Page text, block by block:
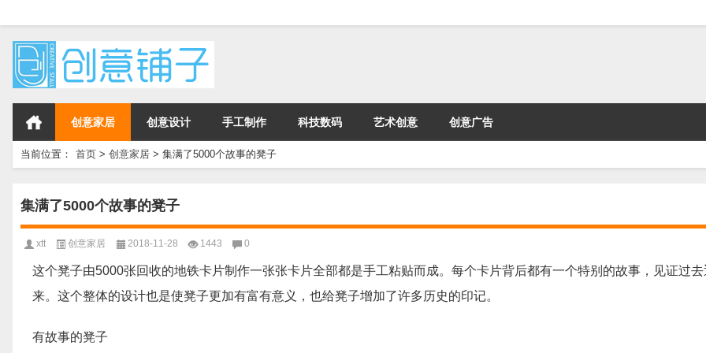
创意家居 创意设计 手工制作 科技数码 艺术创意 创意广告
当前位置： 首页 > 创意家居 > 集满了5000个故事的凳子
集满了5000个故事的凳子
xtt 创意家居 2018-11-28 1443 0
这个凳子由5000张回收的地铁卡片制作一张张卡片全部都是手工粘贴而成。每个卡片背后都有一个特别的故事，见证过
来。这个整体的设计也是使凳子更加有富有意义，也给凳子增加了许多历史的印记。
有故事的凳子